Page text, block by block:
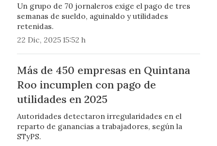
Un grupo de 70 jornaleros exige el pago de tres
semanas de sueldo, aguinaldo y utilidades
retenidas.
22 Dic, 2025 15:52 h
Más de 450 empresas en Quintana
Roo incumplen con pago de
utilidades en 2025
Autoridades detectaron irregularidades en el
reparto de ganancias a trabajadores, según la
STyPS.